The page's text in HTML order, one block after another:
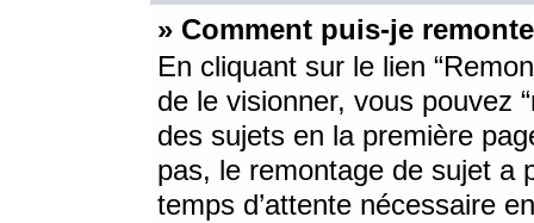
» Comment puis-je
En cliquant sur le lien
de le visionner, vous pouvez
des sujets en la première
pas, le remontage de sujet a
temps d’attente nécessaire